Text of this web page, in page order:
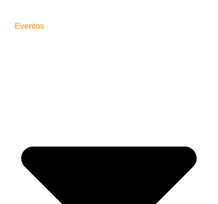
Eventos